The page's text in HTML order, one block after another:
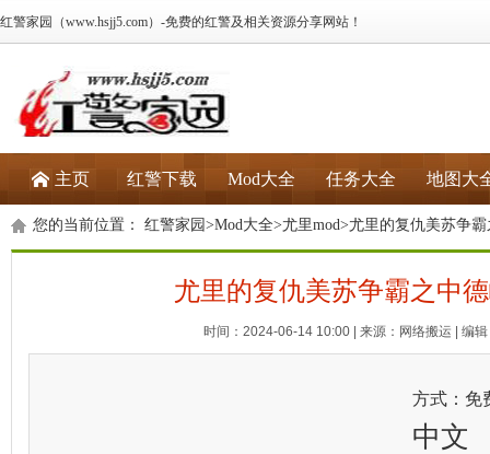
红警家园（www.hsjj5.com）-免费的红警及相关资源分享网站！
主页 红警下载 Mod大全 任务大全 地图大
您的当前位置： 红警家园 >Mod大全>尤里mod>尤里的复仇美苏争
尤里的复仇美苏争霸之中
时间：2024-06-14 10:00 | 来源：网络搬运 | 编
方式：免
中文